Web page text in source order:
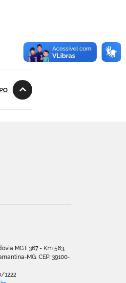
MGT 367 - Km 583,
MG. CEP: 39100-
1222